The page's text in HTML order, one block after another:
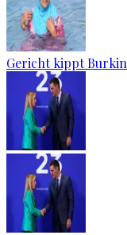
Gericht kippt